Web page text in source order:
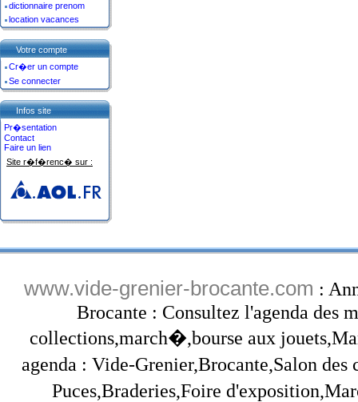
dictionnaire prenom
location vacances
Votre compte
Cr�er un compte
Se connecter
Infos site
Pr�sentation
Contact
Faire un lien
Site r�f�renc� sur :
www.vide-grenier-brocante.com :
Brocante : Consultez l'agenda des
collections,march�,bourse aux
agenda : Vide-Grenier,Brocante,Salon
Puces,Braderies,Foire